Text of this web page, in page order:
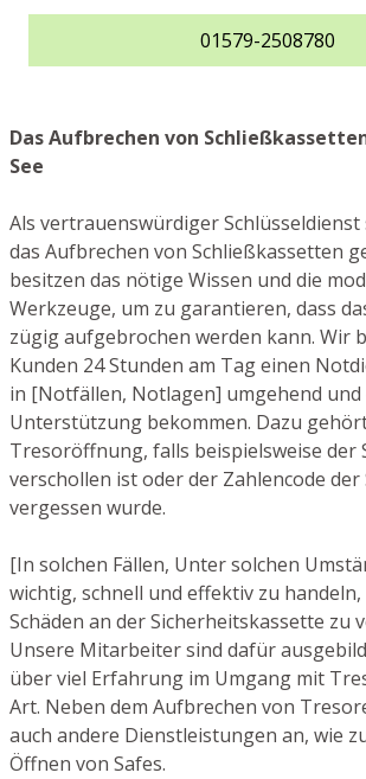
01579-2508780
Das Aufbrechen von
See
Als vertrauenswürdiger
das Aufbrechen von Schließkassetten
besitzen das nötige Wissen und die
Werkzeuge, um zu garantieren, dass
zügig aufgebrochen werden kann. Wir
Kunden 24 Stunden am Tag einen
in [Notfällen, Notlagen] umgehend
Unterstützung bekommen. Dazu
Tresoröffnung, falls beispielsweise der
verschollen ist oder der Zahlencode
vergessen wurde.
[In solchen Fällen, Unter solchen
wichtig, schnell und effektiv zu
Schäden an der Sicherheitskassette zu
Unsere Mitarbeiter sind dafür
über viel Erfahrung im Umgang mit
Art. Neben dem Aufbrechen von
auch andere Dienstleistungen an, wie
Öffnen von Safes.